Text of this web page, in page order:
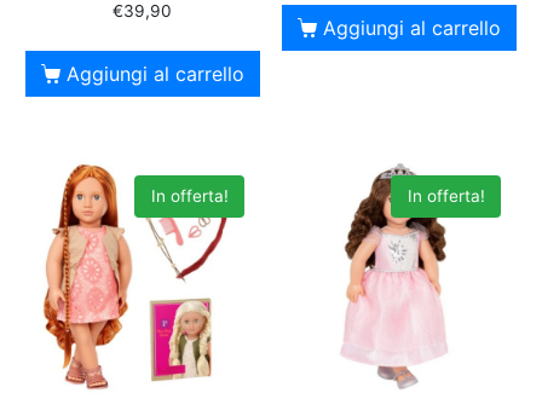
€39,90
Aggiungi al carrello
Aggiungi al carrello
In offerta! In offerta!